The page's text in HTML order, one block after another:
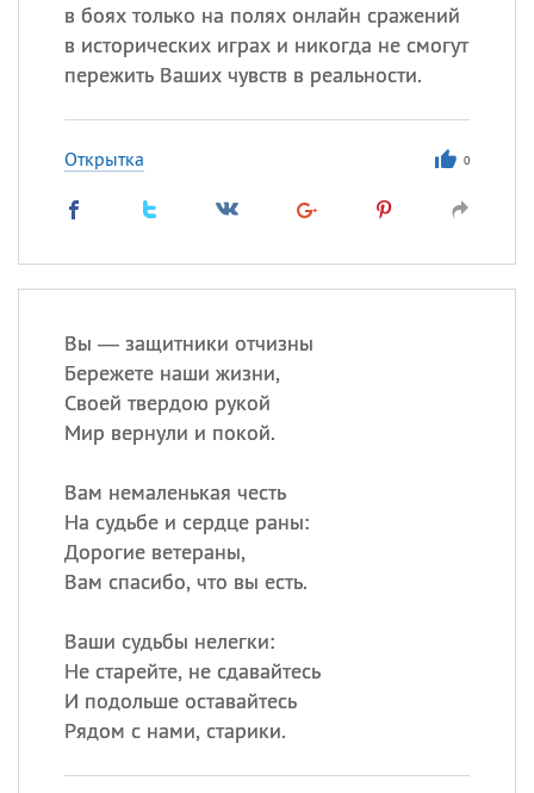
в боях только на полях онлайн сражений
в исторических играх и никогда не смогут
пережить Ваших чувств в реальности.
Открытка 0
Вы — защитники отчизны
Бережете наши жизни,
Своей твердою рукой
Мир вернули и покой.
Вам немаленькая честь
На судьбе и сердце раны:
Дорогие ветераны,
Вам спасибо, что вы есть.
Ваши судьбы нелегки:
Не старейте, не сдавайтесь
И подольше оставайтесь
Рядом с нами, старики.